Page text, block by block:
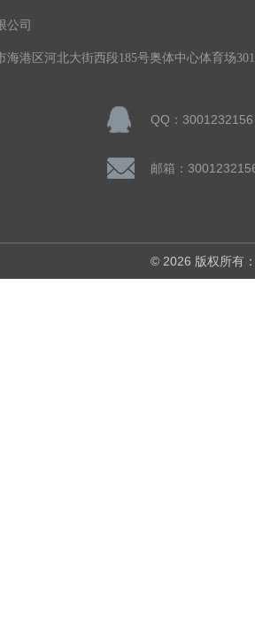
公司
海港区河北大街西段185号奥体中心体育场
QQ：3001232156
邮箱：
© 2026 版权所有